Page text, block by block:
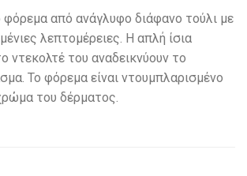
από ανάγλυφο διάφανο τούλι με
λεπτομέρειες. Η απλή ίσια
ντεκολτέ του αναδεικνύουν το
Το φόρεμα είναι ντουμπλαρισμένο
του δέρματος.